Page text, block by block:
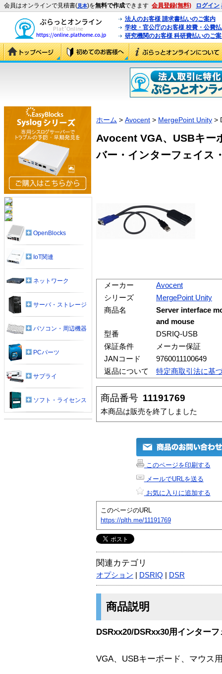
会員はオンラインで見積書(見本)を無料で作成できます 会員登録(無料) ログイン
法人のお客様 請求書払いのご案内
学校・官公庁のお客様 校費・公費
研究機関のお客様 科研費払いのご
ホーム > Avocent > MergePoint Unity >
Avocent VGA、USBキー
バー・インターフェイス
メーカー
Avocent
シリーズ
MergePoint Unity
商品名
Server interface
and mouse
型番
DSRIQ-USB
保証条件
メーカー保証
JANコード
9760011100649
返品について
特定商取引法に基
商品番号 11191769
本商品は販売を終了しました
このページを印刷する
メールでURLを送る
お気に入りに追加する
このページのURL
https://plth.me/11191769
関連カテゴリ
オプション DSRIQ DSR
商品説明
DSRxx20/DSRxx30用インター
VGA、USBキーボード、マウス
OpenBlocks
IoT関連
ネットワーク
サーバ・ストレージ
パソコン・周辺機器
PCパーツ
サプライ
ソフト・ライセンス